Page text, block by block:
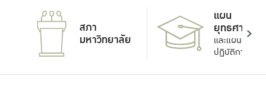
สภา
มหาวิทยาลัย
แผน
ยุทธศาสตร์
และแผน
ปฏิบัติการ